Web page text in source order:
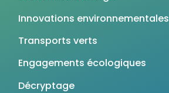
Innovations environnementales
Transports verts
Engagements écologiques
Décryptage